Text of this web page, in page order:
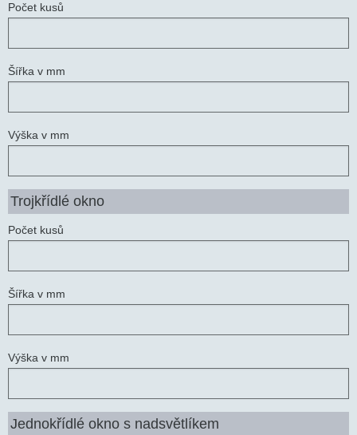
Počet kusů
Šířka v mm
Výška v mm
Trojkřídlé okno
Počet kusů
Šířka v mm
Výška v mm
Jednokřídlé okno s nadsvětlíkem